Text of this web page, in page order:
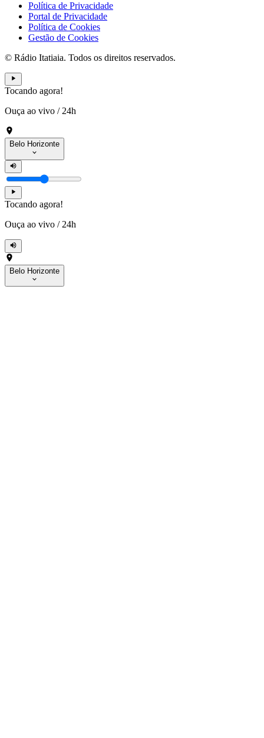
Política de Privacidade
Portal de Privacidade
Política de Cookies
Gestão de Cookies
© Rádio Itatiaia. Todos os direitos reservados.
Tocando agora!
Ouça ao vivo / 24h
Belo Horizonte
Tocando agora!
Ouça ao vivo / 24h
Belo Horizonte